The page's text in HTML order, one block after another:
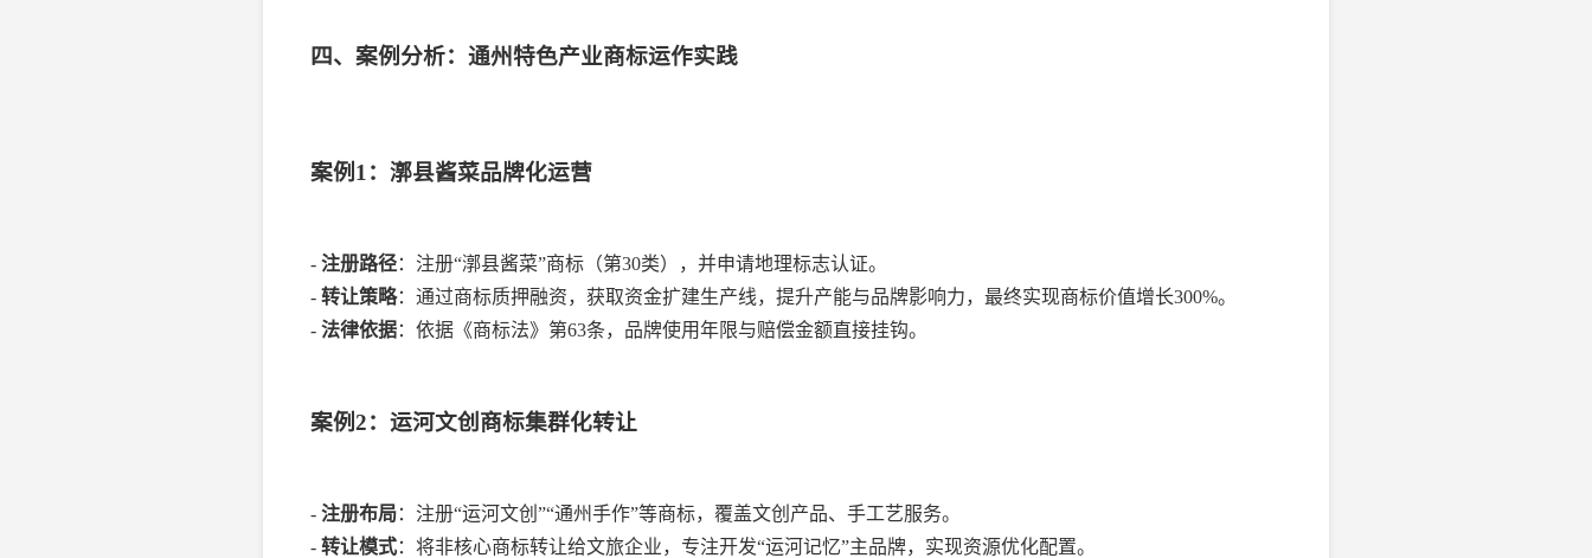
四、案例分析：通州特色产业商标运作实践
案例1：漷县酱菜品牌化运营
- 注册路径：注册“漷县酱菜”商标（第30类），并申请地理标志认证。
- 转让策略：通过商标质押融资，获取资金扩建生产线，提升产能与品牌影响力，最终实现商标价值增长300%。
- 法律依据：依据《商标法》第63条，品牌使用年限与赔偿金额直接挂钩。
案例2：运河文创商标集群化转让
- 注册布局：注册“运河文创”“通州手作”等商标，覆盖文创产品、手工艺服务。
- 转让模式：将非核心商标转让给文旅企业，专注开发“运河记忆”主品牌，实现资源优化配置。